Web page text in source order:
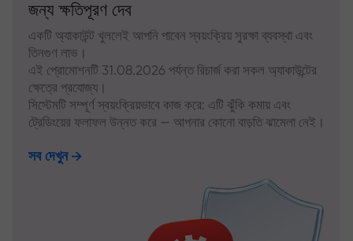
জন্য ক্ষতিপূরণ দেব
একটি অ্যাকাউন্ট খুললেই আপনি পাবেন স্বয়ংক্রিয় সুরক্ষা ব্যবস্থা এবং
তিনগুণ লাভ।
এই প্রোমোশনটি 31.08.2026 পর্যন্ত রিচার্জ করা সকল অ্যাকাউন্টের
ক্ষেত্রে প্রযোজ্য।
সিস্টেমটি সম্পূর্ণ স্বয়ংক্রিয়ভাবে কাজ করে: এটি ঝুঁকি কমায় এবং
ট্রেডিংয়ের ফলাফল উন্নত করে — আপনার কোনো বাড়তি ঝামেলা নেই।
সব দেখুন